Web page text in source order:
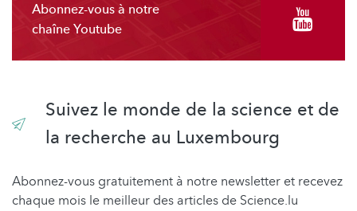
Abonnez-vous à notre
chaîne Youtube
Suivez le monde de la science et de
la recherche au Luxembourg
Abonnez-vous gratuitement à notre newsletter et recevez
chaque mois le meilleur des articles de Science.lu